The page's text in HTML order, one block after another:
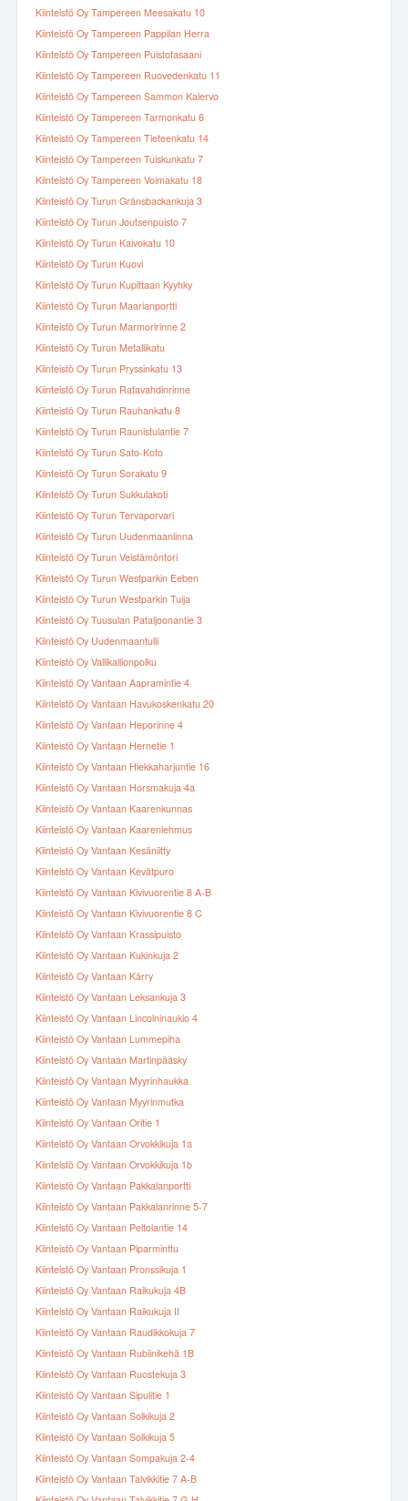
Kiinteistö Oy Tampereen Meesakatu 10
Kiinteistö Oy Tampereen Pappilan Herra
Kiinteistö Oy Tampereen Puistofasaani
Kiinteistö Oy Tampereen Ruovedenkatu 11
Kiinteistö Oy Tampereen Sammon Kalervo
Kiinteistö Oy Tampereen Tarmonkatu 6
Kiinteistö Oy Tampereen Tieteenkatu 14
Kiinteistö Oy Tampereen Tuiskunkatu 7
Kiinteistö Oy Tampereen Voimakatu 18
Kiinteistö Oy Turun Gränsbackankuja 3
Kiinteistö Oy Turun Joutsenpuisto 7
Kiinteistö Oy Turun Kaivokatu 10
Kiinteistö Oy Turun Kuovi
Kiinteistö Oy Turun Kupittaan Kyyhky
Kiinteistö Oy Turun Maarianportti
Kiinteistö Oy Turun Marmoririnne 2
Kiinteistö Oy Turun Metallikatu
Kiinteistö Oy Turun Pryssinkatu 13
Kiinteistö Oy Turun Ratavahdinrinne
Kiinteistö Oy Turun Rauhankatu 8
Kiinteistö Oy Turun Raunistulantie 7
Kiinteistö Oy Turun Sato-Koto
Kiinteistö Oy Turun Sorakatu 9
Kiinteistö Oy Turun Sukkulakoti
Kiinteistö Oy Turun Tervaporvari
Kiinteistö Oy Turun Uudenmaanlinna
Kiinteistö Oy Turun Veistämöntori
Kiinteistö Oy Turun Westparkin Eeben
Kiinteistö Oy Turun Westparkin Tuija
Kiinteistö Oy Tuusulan Pataljoonantie 3
Kiinteistö Oy Uudenmaantulli
Kiinteistö Oy Vallikallionpolku
Kiinteistö Oy Vantaan Aapramintie 4
Kiinteistö Oy Vantaan Havukoskenkatu 20
Kiinteistö Oy Vantaan Heporinne 4
Kiinteistö Oy Vantaan Hernetie 1
Kiinteistö Oy Vantaan Hiekkaharjuntie 16
Kiinteistö Oy Vantaan Horsmakuja 4a
Kiinteistö Oy Vantaan Kaarenkunnas
Kiinteistö Oy Vantaan Kaarenlehmus
Kiinteistö Oy Vantaan Kesäniitty
Kiinteistö Oy Vantaan Kevätpuro
Kiinteistö Oy Vantaan Kivivuorentie 8 A-B
Kiinteistö Oy Vantaan Kivivuorentie 8 C
Kiinteistö Oy Vantaan Krassipuisto
Kiinteistö Oy Vantaan Kukinkuja 2
Kiinteistö Oy Vantaan Kärry
Kiinteistö Oy Vantaan Leksankuja 3
Kiinteistö Oy Vantaan Lincolninaukio 4
Kiinteistö Oy Vantaan Lummepiha
Kiinteistö Oy Vantaan Martinpääsky
Kiinteistö Oy Vantaan Myyrinhaukka
Kiinteistö Oy Vantaan Myyrinmutka
Kiinteistö Oy Vantaan Oritie 1
Kiinteistö Oy Vantaan Orvokkikuja 1a
Kiinteistö Oy Vantaan Orvokkikuja 1b
Kiinteistö Oy Vantaan Pakkalanportti
Kiinteistö Oy Vantaan Pakkalanrinne 5-7
Kiinteistö Oy Vantaan Peltolantie 14
Kiinteistö Oy Vantaan Piparminttu
Kiinteistö Oy Vantaan Pronssikuja 1
Kiinteistö Oy Vantaan Raikukuja 4B
Kiinteistö Oy Vantaan Raikukuja II
Kiinteistö Oy Vantaan Raudikkokuja 7
Kiinteistö Oy Vantaan Rubiinikehä 1B
Kiinteistö Oy Vantaan Ruostekuja 3
Kiinteistö Oy Vantaan Sipulitie 1
Kiinteistö Oy Vantaan Solkikuja 2
Kiinteistö Oy Vantaan Solkikuja 5
Kiinteistö Oy Vantaan Sompakuja 2-4
Kiinteistö Oy Vantaan Talvikkitie 7 A-B